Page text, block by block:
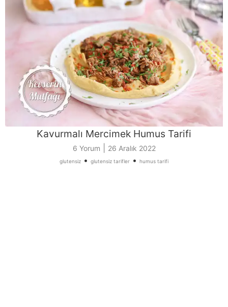
Kavurmalı Mercimek Humus Tarifi
6 Yorum 26 Aralık 2022
glutensiz • glutensiz tarifler • humus tarifi